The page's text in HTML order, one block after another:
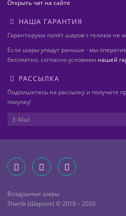
Открыть чат на сайте
НАША ГАРАНТИЯ
Гарантируем полёт шаров с гелием не
Если шары упадут раньше - мы
бесплатно, согласно условиям нашей
РАССЫЛКА
Подпишитесь на рассылку и получите
покупку!
Воздушные шары
Sharlik (Шарлик) © 2016 – 2026